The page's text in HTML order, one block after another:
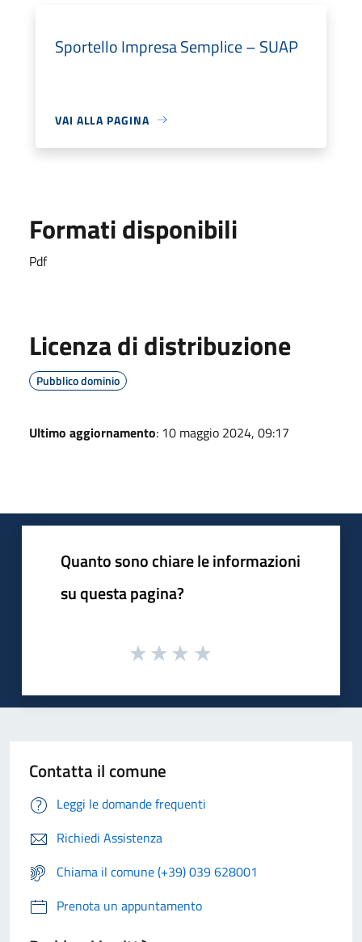
Sportello Impresa Semplice – SUAP
VAI ALLA PAGINA
Formati disponibili
Pdf
Licenza di distribuzione
Pubblico dominio
Ultimo aggiornamento: 10 maggio 2024, 09:17
Quanto sono chiare le informazioni
su questa pagina?
Contatta il comune
Leggi le domande frequenti
Richiedi Assistenza
Chiama il comune (+39) 039 628001
Prenota un appuntamento